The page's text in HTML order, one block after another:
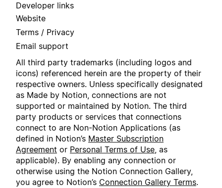
Developer links
Website
Terms / Privacy
Email support
All third party trademarks (including logos and
icons) referenced herein are the property of their
respective owners. Unless specifically designated
as Made by Notion, connections are not
supported or maintained by Notion. The third
party products or services that connections
connect to are Non-Notion Applications (as
defined in Notion’s Master Subscription
Agreement or Personal Terms of Use, as
applicable). By enabling any connection or
otherwise using the Notion Connection Gallery,
you agree to Notion’s Connection Gallery Terms.